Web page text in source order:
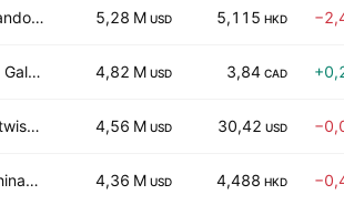
Pando Ethereum ETF 5,28 M USD 5,115 HKD
CI Galaxy Ethereum ETF Trust Units -Hedged- 4,82 M USD 3,84 CAD
Bitwise Trendwise Ether and Treasuries Rotation Strategy ETF 4,56 M USD 30,42 USD
ChinaAMC Ether ETF HKD Counter 4,36 M USD 4,488 HKD